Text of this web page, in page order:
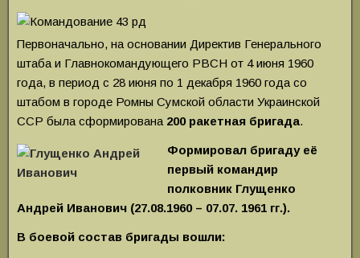
Первоначально, на основании Директив Генерального
штаба и Главнокомандующего РВСН от 4 июня 1960
года, в период с 28 июня по 1 декабря 1960 года со
штабом в городе Ромны Сумской области Украинской
ССР была сформирована 200 ракетная бригада.
Формировал бригаду её
первый командир
полковник Глущенко
Андрей Иванович (27.08.1960 – 07.07. 1961 гг.).
В боевой состав бригады вошли: